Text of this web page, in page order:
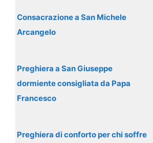
Consacrazione a San Michele
Arcangelo
Preghiera a San Giuseppe
dormiente consigliata da Papa
Francesco
Preghiera di conforto per chi soffre